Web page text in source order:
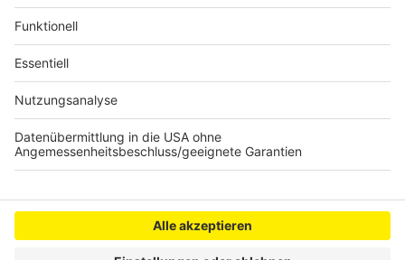
Anzeige